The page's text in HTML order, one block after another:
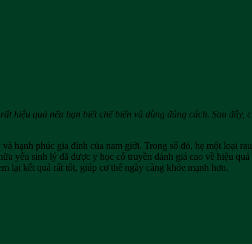
hiệu quả nếu bạn biết chế biến và dùng đúng cách. Sau đây,
hạnh phúc gia đình của nam giới. Trong số đó, hẹ một loại
yếu sinh lý đã được y học cổ truyền đánh giá cao về hiệu
lại kết quả rất tốt, giúp cơ thể ngày càng khỏe mạnh hơn.